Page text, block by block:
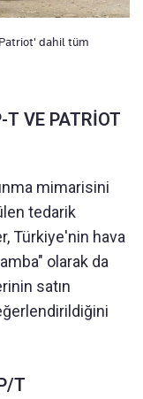
dahil tüm
VE PATRİOT
mimarisini
tedarik
Türkiye'nin hava
olarak da
satın
T